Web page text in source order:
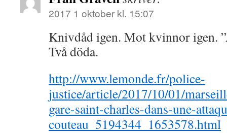
2017 1 oktober kl. 15:07
Knivdåd igen. Mot kvinnor igen.
Två döda.
http://www.lemonde.fr/police-
justice/article/2017/10/01/
gare-saint-charles-dans-une-
couteau_5194344_1653578.html